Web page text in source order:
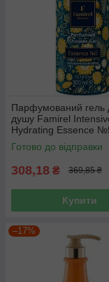
Парфумований гель
душу Famirel
Hydrating Essence
Готово до відправки
308,18 ₴ 369,85 ₴
Купити
–17%